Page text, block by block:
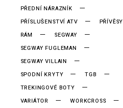
PŘEDNÍ NÁRAZNÍK
PŘÍSLUŠENSTVÍ ATV
PŘÍVĚSY
RÁM
SEGWAY
SEGWAY FUGLEMAN
SEGWAY VILLAIN
SPODNÍ KRYTY
TGB
TREKINGOVÉ BOTY
VARIÁTOR
WORKCROSS